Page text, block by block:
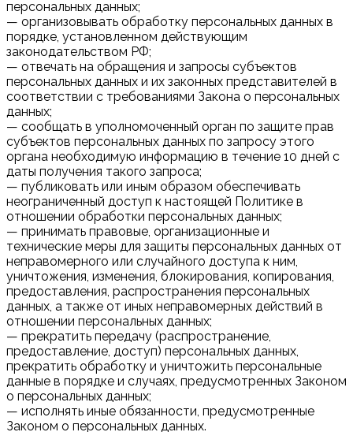
персональных данных;
— организовывать обработку персональных данных в
порядке, установленном действующим
законодательством РФ;
— отвечать на обращения и запросы субъектов
персональных данных и их законных представителей в
соответствии с требованиями Закона о персональных
данных;
— сообщать в уполномоченный орган по защите прав
субъектов персональных данных по запросу этого
органа необходимую информацию в течение 10 дней с
даты получения такого запроса;
— публиковать или иным образом обеспечивать
неограниченный доступ к настоящей Политике в
отношении обработки персональных данных;
— принимать правовые, организационные и
технические меры для защиты персональных данных от
неправомерного или случайного доступа к ним,
уничтожения, изменения, блокирования, копирования,
предоставления, распространения персональных
данных, а также от иных неправомерных действий в
отношении персональных данных;
— прекратить передачу (распространение,
предоставление, доступ) персональных данных,
прекратить обработку и уничтожить персональные
данные в порядке и случаях, предусмотренных Законом
о персональных данных;
— исполнять иные обязанности, предусмотренные
Законом о персональных данных.